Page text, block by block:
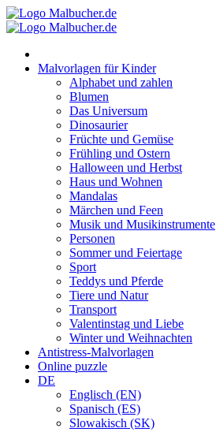
Zum
Inhalt
Malvorlagen für Kinder
Alphabet und zahlen
Blumen
Das Universum
Dinosaurier
Früchte und Gemüse
Frühling und Ostern
Halloween und Herbst
Haus und Wohnen
Mandalas
Märchen und Feen
Musik und Musikinstrumente
Personen
Sommer und Feiertage
Sport
Teddys und Pferde
Tiere und Natur
Transport
Valentinstag und Liebe
Winter und Weihnachten
Antistress-Malvorlagen
Online puzzle
DE
Englisch (EN)
Spanisch (ES)
Slowakisch (SK)